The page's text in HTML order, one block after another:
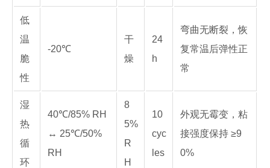
低
温
脆
性
-20℃
干
燥
24
h
弯曲无断裂，恢
复常温后弹性正
常
湿
热
循
环
40℃/85% RH
↔ 25℃/50%
RH
8
5%
R
H
10
cyc
les
外观无霉变，粘
接强度保持 ≥9
0%